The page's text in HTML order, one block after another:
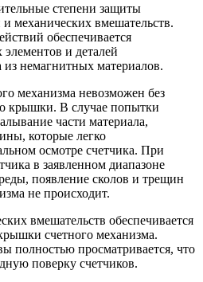
степени защиты
механических вмешательств.
обеспечивается
и деталей
из немагнитных материалов.
механизма невозможен без
крышки. В случае попытки
части материала,
которые легко
осмотре счетчика. При
в заявленном диапазоне
появление сколов и трещин
не происходит.
вмешательств обеспечивается
счетного механизма.
полностью просматривается, что
поверку счетчиков.